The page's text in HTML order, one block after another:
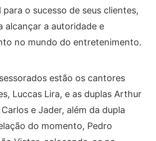
para o sucesso de seus clientes,
alcançar a autoridade e
no mundo do entretenimento.
estão os cantores
Luccas Lira, e as duplas Arthur
e Jader, além da dupla
do momento, Pedro